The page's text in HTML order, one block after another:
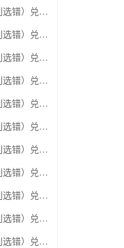
联通充值卡（面值千万别选错）兑换屈臣氏
联通充值卡（面值千万别选错）兑换大润发购物卡
联通充值卡（面值千万别选错）兑换银泰百货银泰卡
联通充值卡（面值千万别选错）兑换物美/美通卡
联通充值卡（面值千万别选错）兑换世纪联华充值卡(杭州联华)
联通充值卡（面值千万别选错）兑换重百世纪卡(重庆百货)
联通充值卡（面值千万别选错）兑换南京中央商场购物卡
联通充值卡（面值千万别选错）兑换银座购物卡（黑卡）
联通充值卡（面值千万别选错）兑换叮咚买菜（限通用礼品卡）
联通充值卡（面值千万别选错）兑换上海家化卡
联通充值卡（面值千万别选错）兑换山东一卡通